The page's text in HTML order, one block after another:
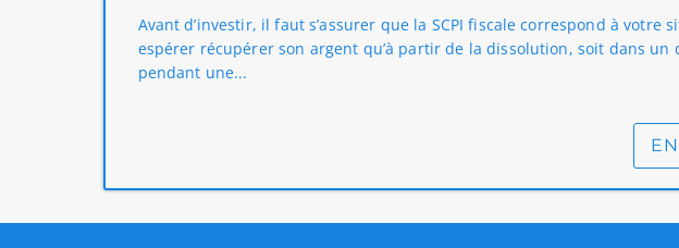
Avant d’investir, il faut s’assurer que la SCPI fiscale correspond à
espérer récupérer son argent qu’à partir de la dissolution, soit dans un
pendant une...